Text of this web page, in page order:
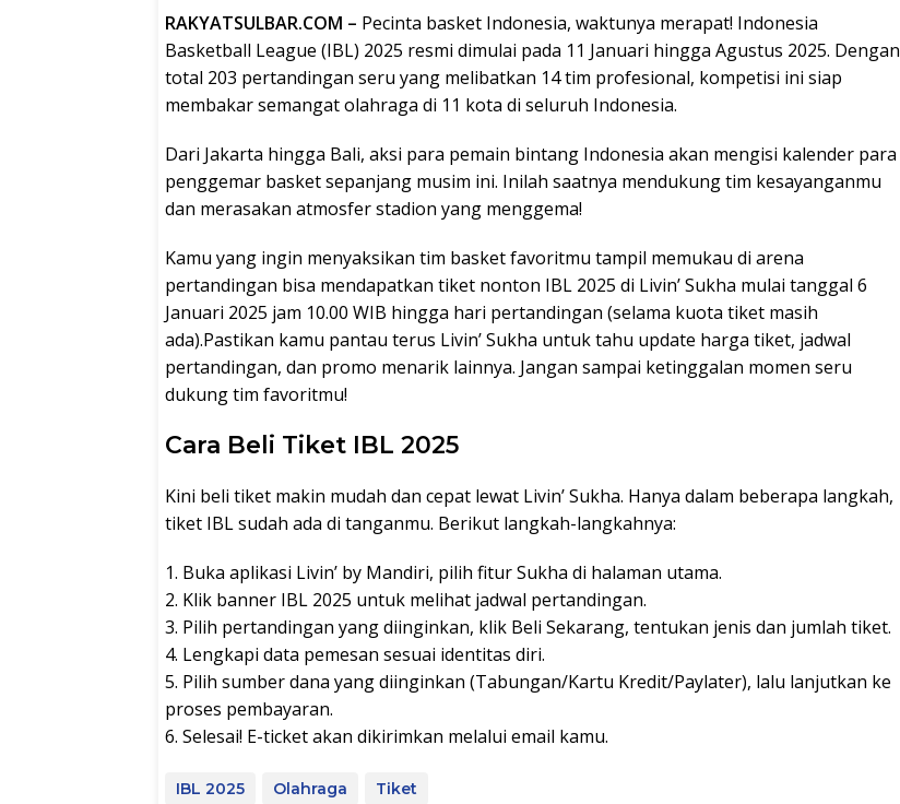
RAKYATSULBAR.COM – Pecinta basket Indonesia, waktunya merapat! Indonesia
Basketball League (IBL) 2025 resmi dimulai pada 11 Januari hingga Agustus 2025. Dengan
total 203 pertandingan seru yang melibatkan 14 tim profesional, kompetisi ini siap
membakar semangat olahraga di 11 kota di seluruh Indonesia.
Dari Jakarta hingga Bali, aksi para pemain bintang Indonesia akan mengisi kalender para
penggemar basket sepanjang musim ini. Inilah saatnya mendukung tim kesayanganmu
dan merasakan atmosfer stadion yang menggema!
Kamu yang ingin menyaksikan tim basket favoritmu tampil memukau di arena
pertandingan bisa mendapatkan tiket nonton IBL 2025 di Livin’ Sukha mulai tanggal 6
Januari 2025 jam 10.00 WIB hingga hari pertandingan (selama kuota tiket masih
ada).Pastikan kamu pantau terus Livin’ Sukha untuk tahu update harga tiket, jadwal
pertandingan, dan promo menarik lainnya. Jangan sampai ketinggalan momen seru
dukung tim favoritmu!
Cara Beli Tiket IBL 2025
Kini beli tiket makin mudah dan cepat lewat Livin’ Sukha. Hanya dalam beberapa langkah,
tiket IBL sudah ada di tanganmu. Berikut langkah-langkahnya:
1. Buka aplikasi Livin’ by Mandiri, pilih fitur Sukha di halaman utama.
2. Klik banner IBL 2025 untuk melihat jadwal pertandingan.
3. Pilih pertandingan yang diinginkan, klik Beli Sekarang, tentukan jenis dan jumlah tiket.
4. Lengkapi data pemesan sesuai identitas diri.
5. Pilih sumber dana yang diinginkan (Tabungan/Kartu Kredit/Paylater), lalu lanjutkan ke
proses pembayaran.
6. Selesai! E-ticket akan dikirimkan melalui email kamu.
IBL 2025 Olahraga Tiket